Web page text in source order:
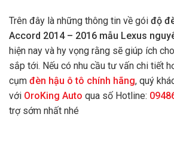
Trên đây là những thông tin về gói độ
Accord 2014 – 2016 mẫu Lexus
hiện nay và hy vọng rằng sẽ giúp ích
sắp tới. Nếu có nhu cầu tư vấn chi tiết
cụm đèn hậu ô tô chính hãng, quý
với OroKing Auto qua số Hotline:
trợ sớm nhất nhé